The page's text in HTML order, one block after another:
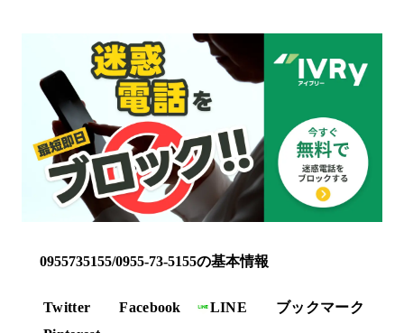
0955735155/0955-73-5155の基本情報
Twitter Facebook LINE
ブックマーク